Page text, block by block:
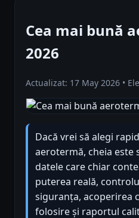
Cea mai bună
2026
Actualizat: 17 May 2026 •
Dacă vrei să alegi
aerotermă, cheia este
datele care chiar
puterea reală,
siguranța, acoperirea
folosire și raportul